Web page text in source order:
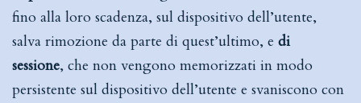
fino alla loro scadenza, sul dispositivo dell’utente,
salva rimozione da parte di quest’ultimo, e di
sessione, che non vengono memorizzati in modo
persistente sul dispositivo dell’utente e svaniscono con